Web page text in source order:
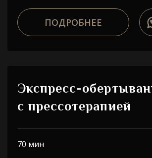
ПОДРОБНЕЕ
Экспресс-
с прессотерапией
70 мин